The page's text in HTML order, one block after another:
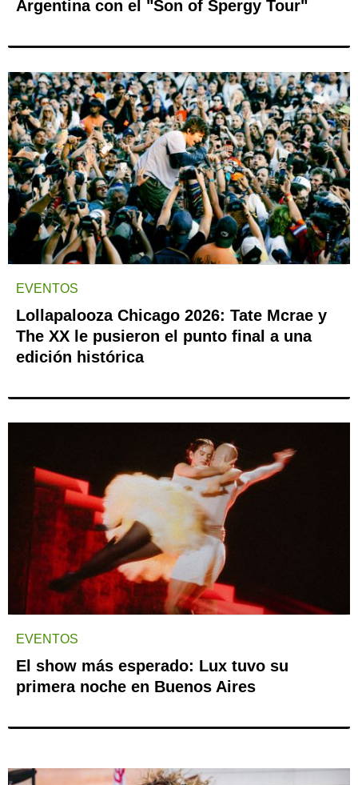
Argentina con el "Son of Spergy Tour"
EVENTOS
Lollapalooza Chicago 2026: Tate Mcrae y
The XX le pusieron el punto final a una
edición histórica
EVENTOS
El show más esperado: Lux tuvo su
primera noche en Buenos Aires